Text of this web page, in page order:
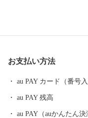
北陸新幹線や上信越道
す町となっています。
お支払い方法
au PAY カード（番号入
au PAY 残高
au PAY（auかんたん